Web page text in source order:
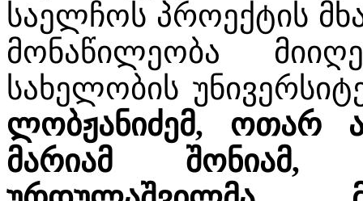
საელჩოს პროექტის
მონაწილეობა
სახელობის
ლობჟანიძემ, ოთარ
მარიამ შონიამ,